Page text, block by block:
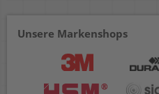
Unsere Markenshops